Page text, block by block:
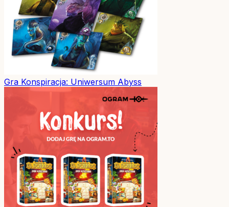
Gra Konspiracja: Uniwersum Abyss